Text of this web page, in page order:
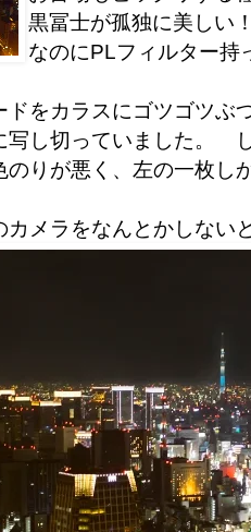
黒冨士が孤独に美しい
なのにPLフィルター持
ドをカラスにゴツゴツぶ
写し切っていました。
のりが悪く、左の一枚
カメラをなんとかしない